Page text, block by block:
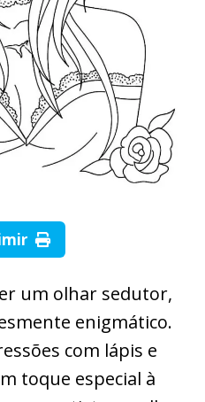
um olhar sedutor,
enigmático.
com lápis e
toque especial à